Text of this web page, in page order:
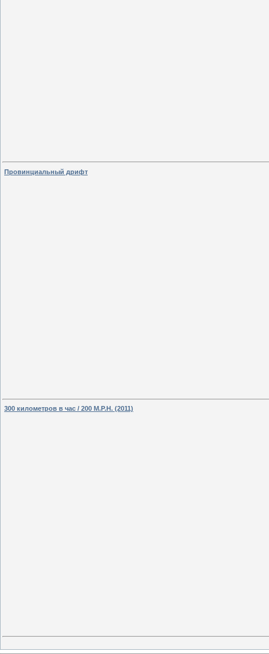
Провинциальный дрифт
300 километров в час / 200 M.P.H. (2011)